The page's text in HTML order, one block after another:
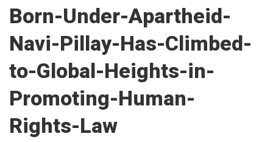
Born-Under-Apartheid-
Navi-Pillay-Has-Climbed-
to-Global-Heights-in-
Promoting-Human-
Rights-Law